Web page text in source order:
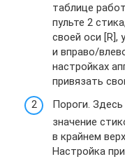
таблице
пульте 2
своей оси [R],
и вправо/
настройках
привязать
Пороги.
значение
в крайнем
Настройка